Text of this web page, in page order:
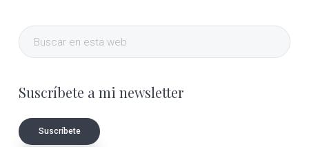
Buscar
en
web
Suscríbete a mi newsletter
Suscríbete